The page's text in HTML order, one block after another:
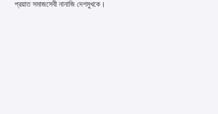
প্রয়াত সমাজসেবী নানাজি দেশমুখকে।